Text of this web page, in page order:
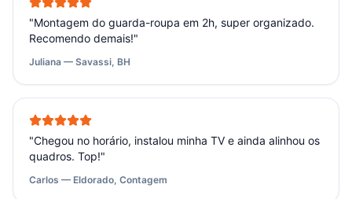
"Montagem do guarda-roupa em 2h, super organizado.
Recomendo demais!"
Juliana — Savassi, BH
"Chegou no horário, instalou minha TV e ainda alinhou os
quadros. Top!"
Carlos — Eldorado, Contagem